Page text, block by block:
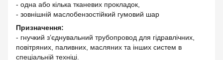
- одна або кілька тканевих прокладок,
- зовнішній маслобензостійкий гумовий шар
Призначення:
- гнучкий з’єднувальний трубопровод для гідравлічних,
повітряних, паливних, масляних та інших систем в
спеціальній техніці.